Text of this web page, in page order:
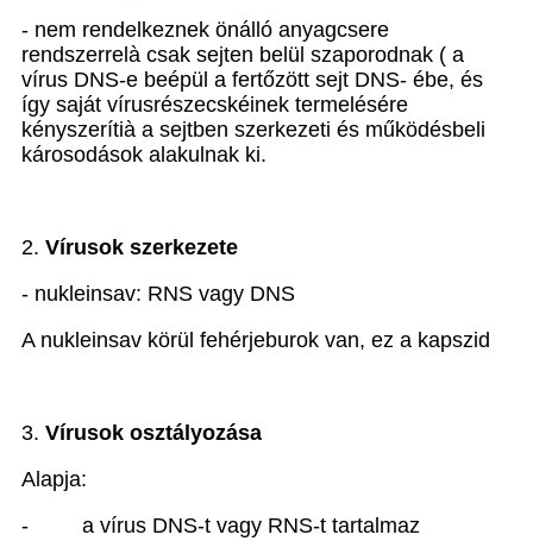
- nem rendelkeznek önálló anyagcsere
rendszerrel à csak sejten belül szaporodnak ( a
vírus DNS-e beépül a fertőzött sejt DNS- ébe, és
így saját vírusrészecskéinek termelésére
kényszerítià a sejtben szerkezeti és működésbeli
károsodások alakulnak ki.
2. Vírusok szerkezete
- nukleinsav: RNS vagy DNS
A nukleinsav körül fehérjeburok van, ez a kapszid
3. Vírusok osztályozása
Alapja:
-
a vírus DNS-t vagy RNS-t tartalmaz